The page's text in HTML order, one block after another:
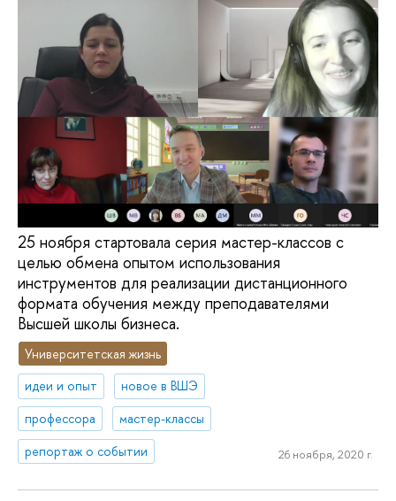
25 ноября стартовала серия мастер-классов с
целью обмена опытом использования
инструментов для реализации дистанционного
формата обучения между преподавателями
Высшей школы бизнеса.
Университетская жизнь
идеи и опыт
новое в ВШЭ
профессора
мастер-классы
репортаж о событии
26 ноября, 2020 г.